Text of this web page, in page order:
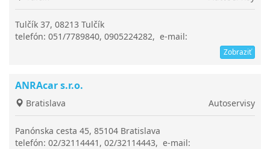
Tulčík 37, 08213 Tulčík
telefón: 051/7789840, 0905224282, e-mail:
Zobraziť
ANRAcar s.r.o.
Bratislava Autoservisy
Panónska cesta 45, 85104 Bratislava
telefón: 02/32114441, 02/32114443, e-mail: